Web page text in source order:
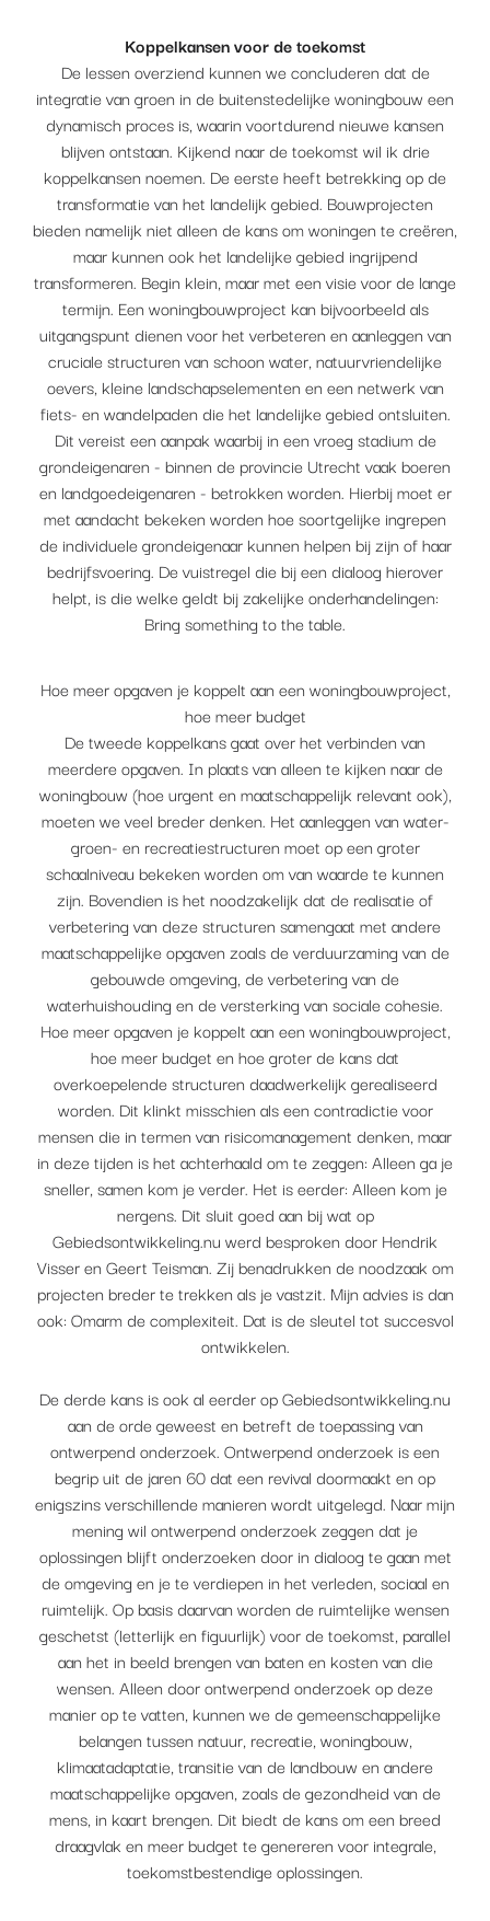
Koppelkansen voor de toekomst
De lessen overziend kunnen we concluderen dat de
integratie van groen in de buitenstedelijke woningbouw een
dynamisch proces is, waarin voortdurend nieuwe kansen
blijven ontstaan. Kijkend naar de toekomst wil ik drie
koppelkansen noemen. De eerste heeft betrekking op de
transformatie van het landelijk gebied. Bouwprojecten
bieden namelijk niet alleen de kans om woningen te creëren,
maar kunnen ook het landelijke gebied ingrijpend
transformeren. Begin klein, maar met een visie voor de lange
termijn. Een woningbouwproject kan bijvoorbeeld als
uitgangspunt dienen voor het verbeteren en aanleggen van
cruciale structuren van schoon water, natuurvriendelijke
oevers, kleine landschapselementen en een netwerk van
fiets- en wandelpaden die het landelijke gebied ontsluiten.
Dit vereist een aanpak waarbij in een vroeg stadium de
grondeigenaren - binnen de provincie Utrecht vaak boeren
en landgoedeigenaren - betrokken worden. Hierbij moet er
met aandacht bekeken worden hoe soortgelijke ingrepen
de individuele grondeigenaar kunnen helpen bij zijn of haar
bedrijfsvoering. De vuistregel die bij een dialoog hierover
helpt, is die welke geldt bij zakelijke onderhandelingen:
Bring something to the table.
Hoe meer opgaven je koppelt aan een woningbouwproject,
hoe meer budget
De tweede koppelkans gaat over het verbinden van
meerdere opgaven. In plaats van alleen te kijken naar de
woningbouw (hoe urgent en maatschappelijk relevant ook),
moeten we veel breder denken. Het aanleggen van water-
groen- en recreatiestructuren moet op een groter
schaalniveau bekeken worden om van waarde te kunnen
zijn. Bovendien is het noodzakelijk dat de realisatie of
verbetering van deze structuren samengaat met andere
maatschappelijke opgaven zoals de verduurzaming van de
gebouwde omgeving, de verbetering van de
waterhuishouding en de versterking van sociale cohesie.
Hoe meer opgaven je koppelt aan een woningbouwproject,
hoe meer budget en hoe groter de kans dat
overkoepelende structuren daadwerkelijk gerealiseerd
worden. Dit klinkt misschien als een contradictie voor
mensen die in termen van risicomanagement denken, maar
in deze tijden is het achterhaald om te zeggen: Alleen ga je
sneller, samen kom je verder. Het is eerder: Alleen kom je
nergens. Dit sluit goed aan bij wat op
Gebiedsontwikkeling.nu werd besproken door Hendrik
Visser en Geert Teisman. Zij benadrukken de noodzaak om
projecten breder te trekken als je vastzit. Mijn advies is dan
ook: Omarm de complexiteit. Dat is de sleutel tot succesvol
ontwikkelen.
De derde kans is ook al eerder op Gebiedsontwikkeling.nu
aan de orde geweest en betreft de toepassing van
ontwerpend onderzoek. Ontwerpend onderzoek is een
begrip uit de jaren 60 dat een revival doormaakt en op
enigszins verschillende manieren wordt uitgelegd. Naar mijn
mening wil ontwerpend onderzoek zeggen dat je
oplossingen blijft onderzoeken door in dialoog te gaan met
de omgeving en je te verdiepen in het verleden, sociaal en
ruimtelijk. Op basis daarvan worden de ruimtelijke wensen
geschetst (letterlijk en figuurlijk) voor de toekomst, parallel
aan het in beeld brengen van baten en kosten van die
wensen. Alleen door ontwerpend onderzoek op deze
manier op te vatten, kunnen we de gemeenschappelijke
belangen tussen natuur, recreatie, woningbouw,
klimaatadaptatie, transitie van de landbouw en andere
maatschappelijke opgaven, zoals de gezondheid van de
mens, in kaart brengen. Dit biedt de kans om een breed
draagvlak en meer budget te genereren voor integrale,
toekomstbestendige oplossingen.